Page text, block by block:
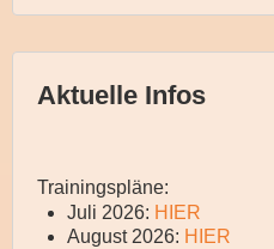
Aktuelle Infos
Trainingspläne:
Juli 2026: HIER
August 2026: HIER